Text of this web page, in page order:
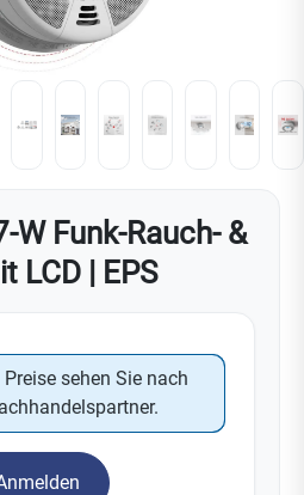
W Funk-Rauch- &
LCD | EPS
sehen Sie nach